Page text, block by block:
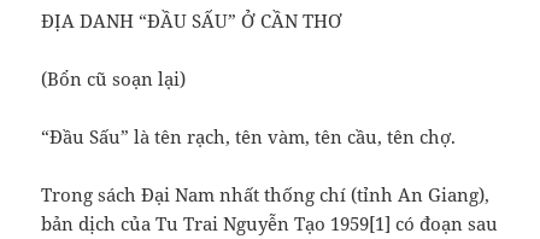
ĐỊA DANH “ĐẦU SẤU” Ở CẦN THƠ
(Bổn cũ soạn lại)
“Đầu Sấu” là tên rạch, tên vàm, tên cầu, tên chợ.
Trong sách Đại Nam nhất thống chí (tỉnh An Giang),
bản dịch của Tu Trai Nguyễn Tạo 1959[1] có đoạn sau